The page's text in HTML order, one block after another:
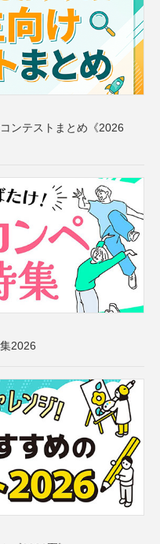
ンテストまとめ《2026
2026